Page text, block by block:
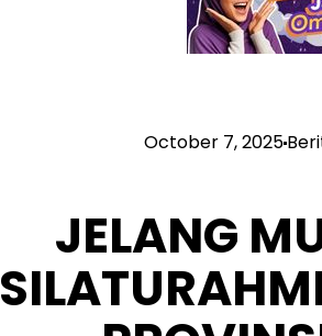
October 7, 2025
JELANG